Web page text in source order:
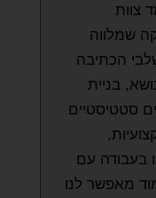
צוות
שמלווה
הכתיבה
בניית
סטטיסטיים
בעבודה עם
מאפשר לנו